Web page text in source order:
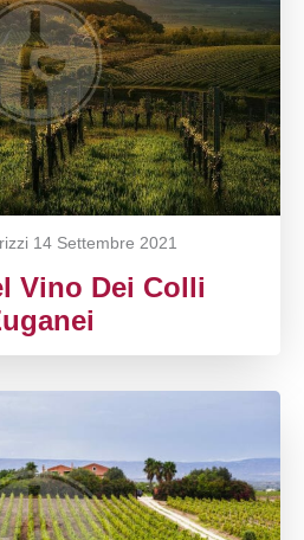
14 Settembre 2021
Vino Dei Colli